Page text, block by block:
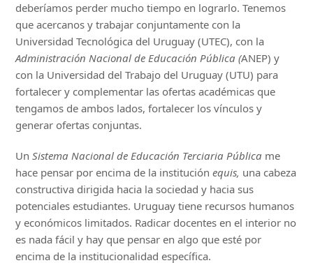
deberíamos perder mucho tiempo en lograrlo. Tenemos
que acercanos y trabajar conjuntamente con la
Universidad Tecnológica del Uruguay (UTEC), con la
Administración Nacional de Educación Pública (ANEP) y
con la Universidad del Trabajo del Uruguay (UTU) para
fortalecer y complementar las ofertas académicas que
tengamos de ambos lados, fortalecer los vínculos y
generar ofertas conjuntas.
UnSistema Nacional de Educación Terciaria Pública me
hace pensar por encima de la instituciónequis, una cabeza
constructiva dirigida hacia la sociedad y hacia sus
potenciales estudiantes. Uruguay tiene recursos humanos
y económicos limitados. Radicar docentes en el interior no
es nada fácil y hay que pensar en algo que esté por
encima de la institucionalidad específica.